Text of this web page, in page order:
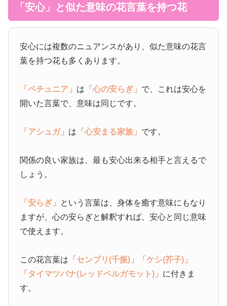
「安心」と似た意味の花言葉を持つ花
安心には複数のニュアンスがあり、似た意味の花言
葉を持つ花も多くあります。
「ペチュニア」 は 「心の安らぎ」 で、これは安心を
開いた言葉で、意味は同じです。
「アシュガ」 は 「心安まる家族」 です。
関係の良い家族は、最も安心出来る相手と言えるで
しょう。
「安らぎ」 という言葉は、身体を癒す意味にもなり
ますが、心の安らぎと解釈すれば、安心と同じ意味
で使えます。
この花言葉は 「センブリ(千振)」
「ケシ(芥子)」
「タイマツバナ(レッドベルガモット)」 に付きま
す。